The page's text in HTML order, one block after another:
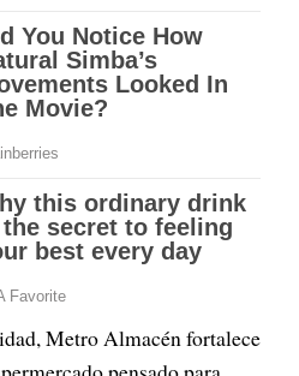
Metro Almacén fortalece